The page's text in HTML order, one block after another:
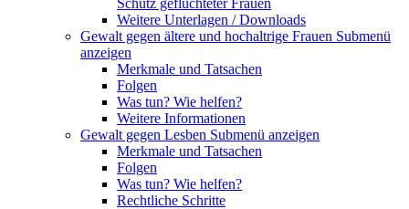
Schutz geflüchteter Frauen
Weitere Unterlagen / Downloads
Gewalt gegen ältere und hochaltrige Frauen Submenü
anzeigen
Merkmale und Tatsachen
Folgen
Was tun? Wie helfen?
Weitere Informationen
Gewalt gegen Lesben Submenü anzeigen
Merkmale und Tatsachen
Folgen
Was tun? Wie helfen?
Rechtliche Schritte